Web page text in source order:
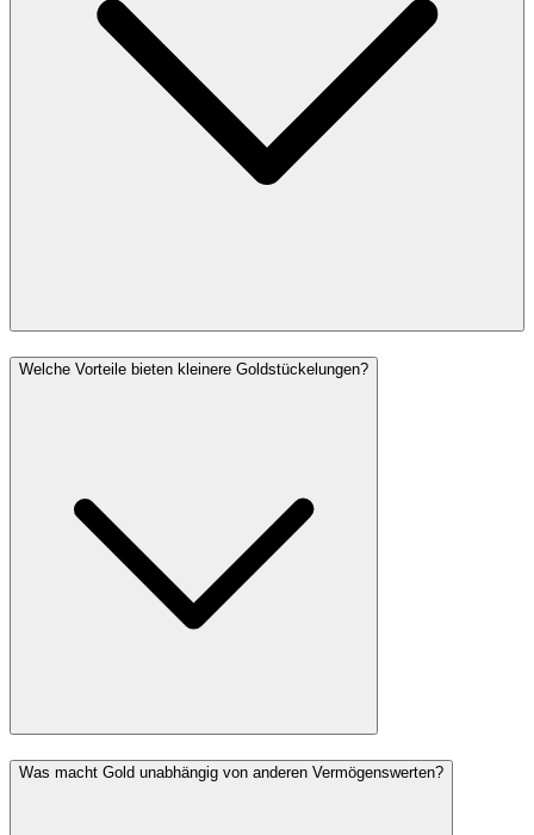
Welche Vorteile bieten kleinere Goldstückelungen?
Was macht Gold unabhängig von anderen Vermögenswerten?